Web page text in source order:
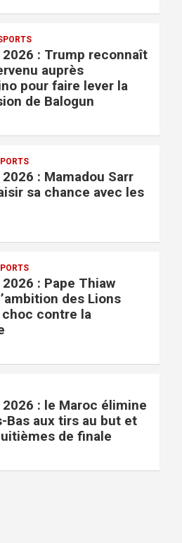
2026 : Trump reconnaît
auprès
pour faire lever la
de Balogun
: Mamadou Sarr
sa chance avec les
: Pape Thiaw
des Lions
choc contre la
: le Maroc élimine
Bas aux tirs au but et
de finale